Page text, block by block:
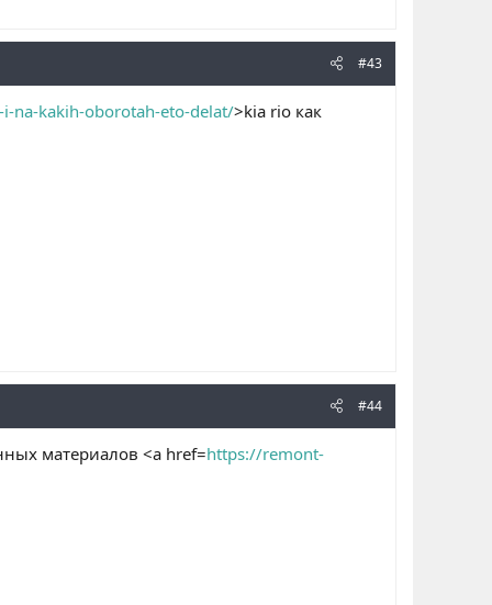
#43
na-kakih-oborotah-eto-delat/>kia rio как
#44
материалов <a href=https://remont-